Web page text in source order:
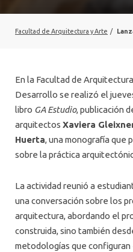
VINCULACIÓN CON EL MEDIO
ALUMNI
PLATAFORMA VUT
Facultad de Arquitectura y Arte /
En la Facultad de
Desarrollo se realizó el
libro GA Estudio, publicación
arquitectos Xaviera
Huerta, una monografía que
sobre la práctica
La actividad reunió a
una conversación sobre los
arquitectura, abordando el
construida, sino también
metodologías que